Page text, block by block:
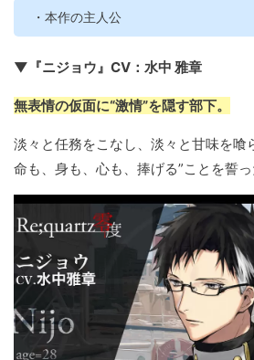
・本作の主人公
▼『ニジョウ』CV：水中 雅章
無表情の仮面に“激情”を隠す部下。
淡々と任務をこなし、淡々と甘味を喰
命も、身も、心も、捧げる”ことを誓